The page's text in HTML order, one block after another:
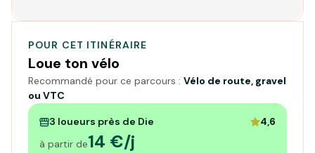
POUR CET ITINÉRAIRE
Loue ton vélo
Recommandé pour ce parcours : Vélo de route, gravel
ou VTC
3 loueurs près de Die
4,6
à partir de14 €/j